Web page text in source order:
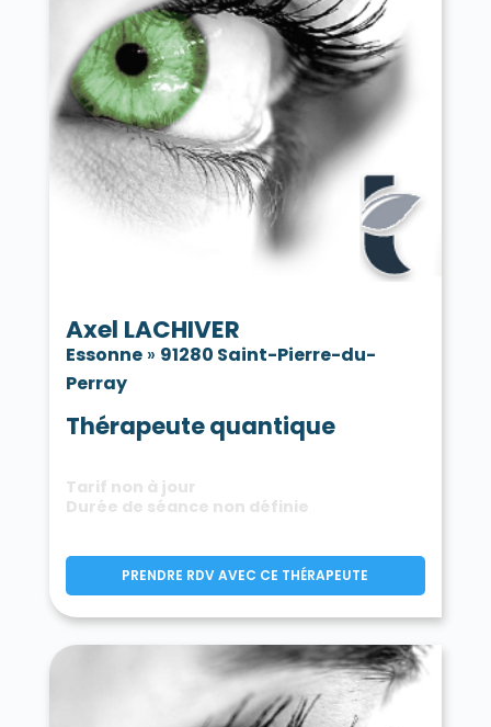
Axel LACHIVER
Essonne» 91280 Saint-Pierre-du-
Perray
Thérapeute quantique
Tarif non à jour
Durée de séance non définie
PRENDRE RDV AVEC CE THÉRAPEUTE